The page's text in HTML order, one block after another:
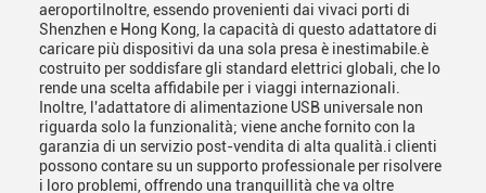
aeroportiInoltre, essendo provenienti dai vivaci porti di
Shenzhen e Hong Kong, la capacità di questo adattatore di
caricare più dispositivi da una sola presa è inestimabile.è
costruito per soddisfare gli standard elettrici globali, che lo
rende una scelta affidabile per i viaggi internazionali.
Inoltre, l'adattatore di alimentazione USB universale non
riguarda solo la funzionalità; viene anche fornito con la
garanzia di un servizio post-vendita di alta qualità.i clienti
possono contare su un supporto professionale per risolvere
i loro problemi, offrendo una tranquillità che va oltre